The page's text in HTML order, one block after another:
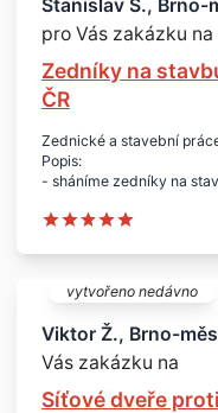
Doplňující informace:
- s nabídkou zaslat
Stanislav S.,
pro Vás zakázku na
Zedníky na
ČR
Zednické a stavební
Popis:
- sháníme zedníky na
- nutné vlastní nářadí a
posílejte na e-mail
Lokalita:
- celá ČR
vytvořeno nedávno
Viktor Ž., Brno-
Vás zakázku na
Síťové dveře